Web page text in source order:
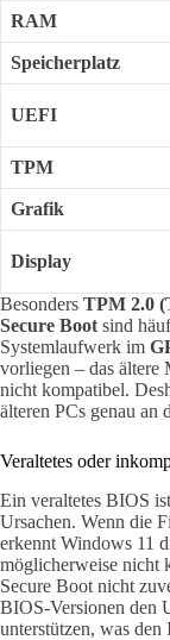
RAM
Speicherplatz
UEFI
TPM
Grafik
Display
Besonders TPM 2.0
Secure Boot sind
Systemlaufwerk im
vorliegen – das
nicht kompatibel.
älteren PCs genau an
Veraltetes oder
Ein veraltetes BIOS
Ursachen. Wenn die
erkennt Windows 11
möglicherweise nicht
Secure Boot nicht
BIOS-Versionen den
unterstützen, was den